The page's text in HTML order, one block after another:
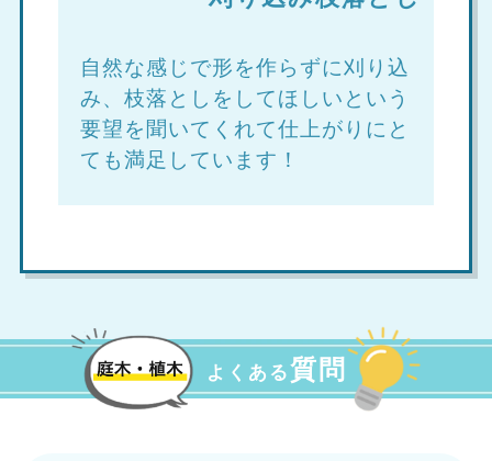
自然な感じで形を作らずに刈り込
み、枝落としをしてほしいという
要望を聞いてくれて仕上がりにと
ても満足しています！
よくある質問